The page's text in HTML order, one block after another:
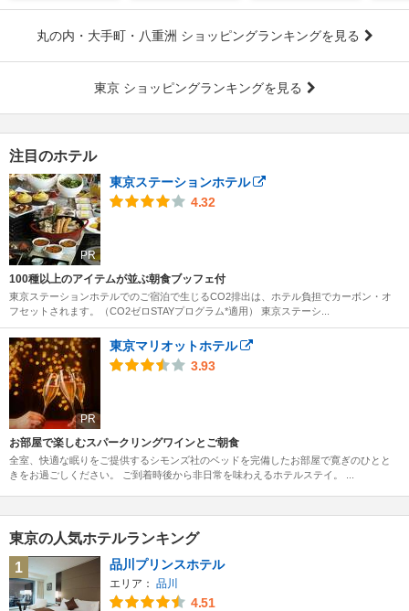
丸の内・大手町・八重洲 ショッピングランキングを見る
東京 ショッピングランキングを見る
注目のホテル
PR
東京ステーションホテル
4.32
100種以上のアイテムが並ぶ朝食ブッフェ付
東京ステーションホテルでのご宿泊で生じるCO2排出は、ホテル負担でカーボン・オ
フセットされます。（CO2ゼロSTAYプログラム*適用） 東京ステーシ...
PR
東京マリオットホテル
3.93
お部屋で楽しむスパークリングワインとご朝食
全室、快適な眠りをご提供するシモンズ社のベッドを完備したお部屋で寛ぎのひとと
きをお過ごしください。 ご到着時後から非日常を味わえるホテルステイ。 ...
東京の人気ホテルランキング
1
品川プリンスホテル
エリア： 品川
4.51